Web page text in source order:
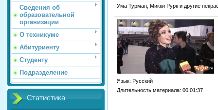
Сведения об
образовательной
организации
О техникуме
Абитуриенту
Студенту
Подразделение
Статистика
Ума Турман, Микки Рурк и другие
Язык: Русский
Длительность материала: 00:01:37